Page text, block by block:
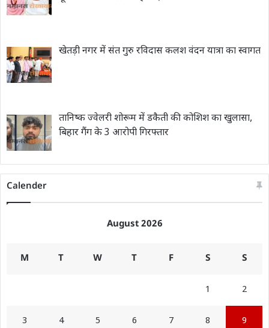
खेतड़ी नगर में संत गुरु रविदास कलश वंदन यात्रा का स्वागत
तानिष्क ज्वेलरी शोरूम में डकैती की कोशिश का खुलासा,
बिहार गैंग के 3 आरोपी गिरफ्तार
Calender
August 2026
M T W T F S S
1 2
3 4 5 6 7 8 9